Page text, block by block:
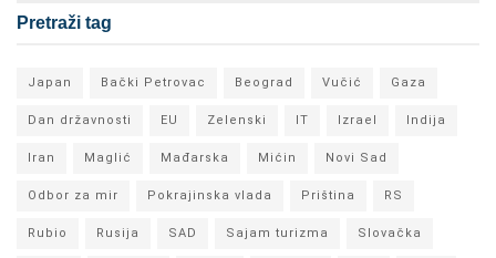
Pretraži tag
Japan Bački Petrovac Beograd Vučić Gaza
Dan državnosti EU Zelenski IT Izrael Indija
Iran Maglić Mađarska Mićin Novi Sad
Odbor za mir Pokrajinska vlada Priština RS
Rubio Rusija SAD Sajam turizma Slovačka